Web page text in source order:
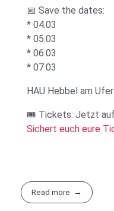
📅 Save the dates:
* 04.03
* 05.03
* 06.03
* 07.03
HAU Hebbel am
🎟️ Tickets: Jetzt auf
Sichert euch eure
Read more